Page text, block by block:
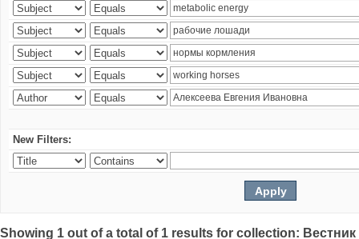
New Filters:
Showing 1 out of a total of 1 results for collection: